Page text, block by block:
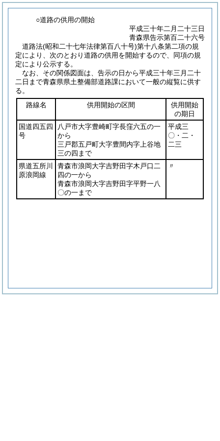
○道路の供用の開始
平成三十年二月二十三日
青森県告示第百二十六号
道路法(昭和二十七年法律第百八十号)第十八条第二項の規
定により、次のとおり道路の供用を開始するので、同項の規
定により公示する。
なお、その関係図面は、告示の日から平成三十年三月二十
二日まで青森県県土整備部道路課において一般の縦覧に供す
る。
路線名
供用開始の区間
供用開始
の期日
国道四五四
号
八戸市大字豊崎町字長窪六五の一
から
三戸郡五戸町大字豊間内字上谷地
三の四まで
平成三
〇・二・
二三
県道五所川
原浪岡線
青森市浪岡大字吉野田字木戸口二
四の一から
青森市浪岡大字吉野田字平野一八
〇の一まで
〃